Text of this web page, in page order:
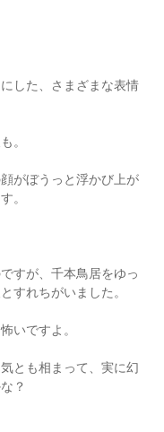
した、さまざまな表情
。
がぼうっと浮かび上が
。
すが、千本鳥居をゆっ
すれちがいました。
いですよ。
とも相まって、実に幻
？